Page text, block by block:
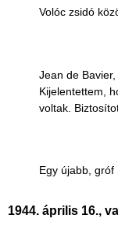
Volóc zsidó
Jean de
Kijelentettem,
voltak.
Egy újabb,
1944. április 16.,